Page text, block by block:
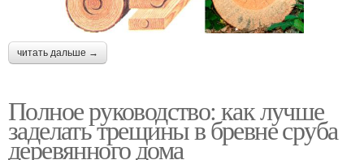
читать дальше →
Полное руководство: как лучше
заделать трещины в бревне сруба
деревянного дома